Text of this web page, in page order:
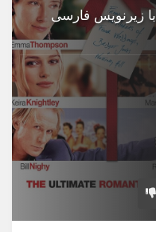
دانلود فیلم Love Actually 2003 با زیرنویس فارسی